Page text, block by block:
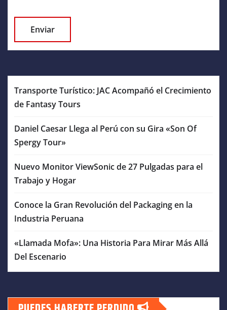
Transporte Turístico: JAC Acompañó el Crecimiento
de Fantasy Tours
Daniel Caesar Llega al Perú con su Gira «Son Of
Spergy Tour»
Nuevo Monitor ViewSonic de 27 Pulgadas para el
Trabajo y Hogar
Conoce la Gran Revolución del Packaging en la
Industria Peruana
«Llamada Mofa»: Una Historia Para Mirar Más Allá
Del Escenario